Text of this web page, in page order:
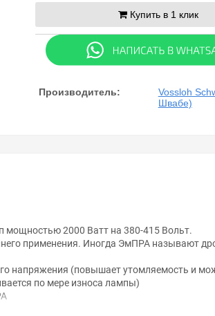
Купить в 1 клик
Производитель:
Vossloh
Швабе)
мощностью 2000 Ватт на 380-415 Вольт.
применения. Иногда ЭмПРА называют
напряжения (повышает утомляемость и
по мере износа лампы)